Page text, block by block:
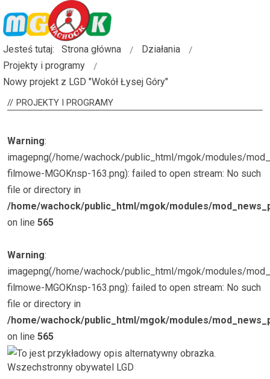
Jesteś tutaj: Strona główna
Działania
Projekty i programy
Nowy projekt z LGD "Wokół Łysej Góry"
PROJEKTYI PROGRAMY
Warning:
imagepng(/home/wachock/public_html/mgok/modules/
filmowe-MGOKnsp-163.png): failed to open stream: No such
file or directory in
/home/wachock/public_html/mgok/modules/
on line 565
Warning:
imagepng(/home/wachock/public_html/mgok/modules/
filmowe-MGOKnsp-163.png): failed to open stream: No such
file or directory in
/home/wachock/public_html/mgok/modules/
on line 565
Wszechstronny obywatel LGD